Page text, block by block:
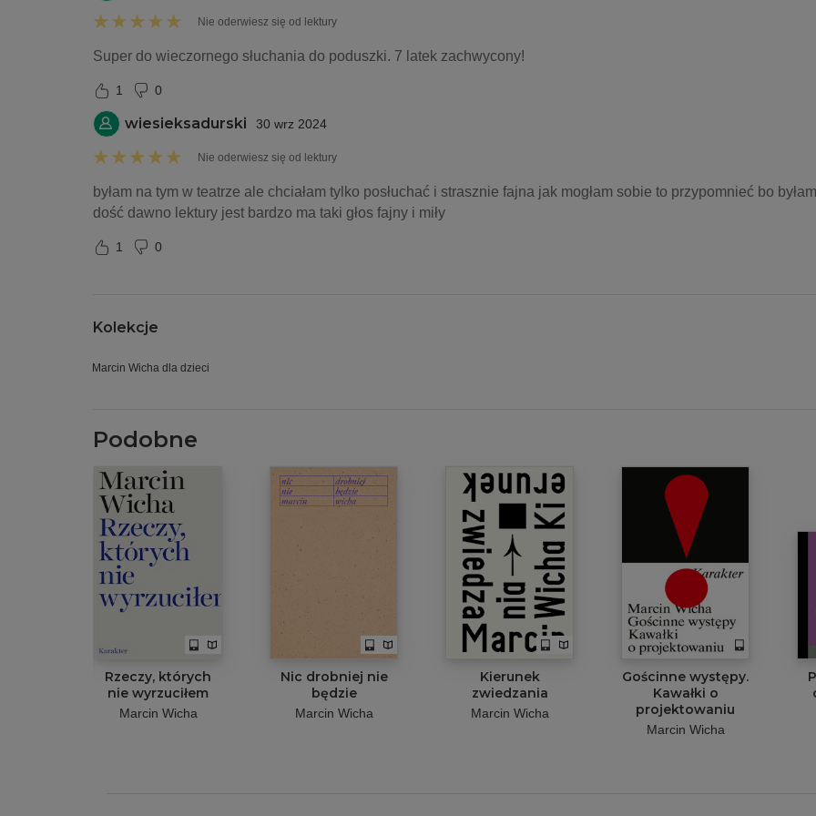
Nie oderwiesz się od lektury
Super do wieczornego słuchania do poduszki. 7 latek zachwycony!
1 0
wiesieksadurski 30 wrz 2024
Nie oderwiesz się od lektury
byłam na tym w teatrze ale chciałam tylko posłuchać i strasznie fajna jak mogłam sobie to przypomnieć bo
dość dawno lektury jest bardzo ma taki głos fajny i miły
1 0
Kolekcje
Marcin Wicha dla dzieci
Podobne
Rzeczy, których
nie wyrzuciłem
Marcin Wicha
Nic drobniej nie
będzie
Marcin Wicha
Kierunek
zwiedzania
Marcin Wicha
Gościnne występy.
Kawałki o
projektowaniu
Marcin Wicha